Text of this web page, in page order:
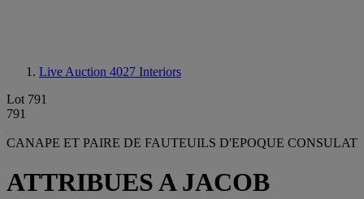
Live Auction 4027 Interiors
Lot 791
791
CANAPE ET PAIRE DE FAUTEUILS D'EPOQUE CONSULAT
ATTRIBUES A JACOB